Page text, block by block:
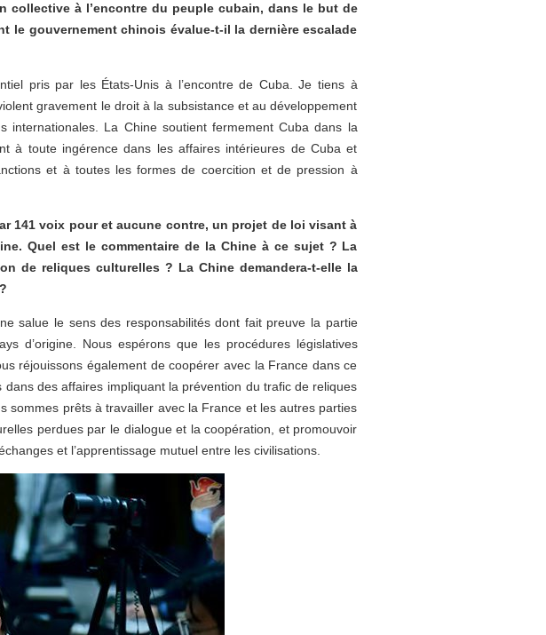
à l’encontre du peuple cubain, dans le but de
le gouvernement chinois évalue-t-il la dernière escalade
pris par les États-Unis à l’encontre de Cuba. Je tiens à
gravement le droit à la subsistance et au développement
internationales. La Chine soutient fermement Cuba dans la
à toute ingérence dans les affaires intérieures de Cuba et
et à toutes les formes de coercition et de pression à
141 voix pour et aucune contre, un projet de loi visant à
Quel est le commentaire de la Chine à ce sujet ? La
de reliques culturelles ? La Chine demandera-t-elle la
salue le sens des responsabilités dont fait preuve la partie
d’origine. Nous espérons que les procédures législatives
réjouissons également de coopérer avec la France dans ce
des affaires impliquant la prévention du trafic de reliques
sommes prêts à travailler avec la France et les autres parties
perdues par le dialogue et la coopération, et promouvoir
et l’apprentissage mutuel entre les civilisations.